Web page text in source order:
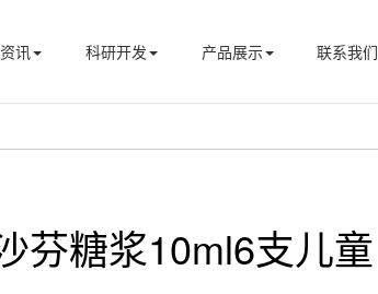
讯 科研开发 产品展示 联系我们
芬糖浆10ml6支儿童